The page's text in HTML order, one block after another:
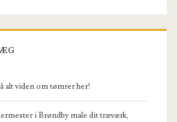
alt viden om tømrer her!
i Brøndby male dit træværk,